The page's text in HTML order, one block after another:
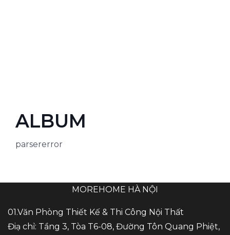
ALBUM
parsererror
MOREHOME HÀ NỘI
01.Văn Phòng Thiết Kế & Thi Công Nội Thất
Điạ chỉ: Tầng 3, Tòa T6-08, Đường Tôn Quang Phiệt,